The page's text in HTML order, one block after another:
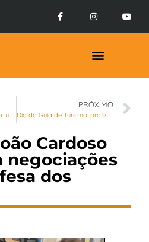
PRÓXIMO
Dia do Guia de Turismo: profissionais do DF resistem ao desafios da Covid
Cardoso
negociações
dos